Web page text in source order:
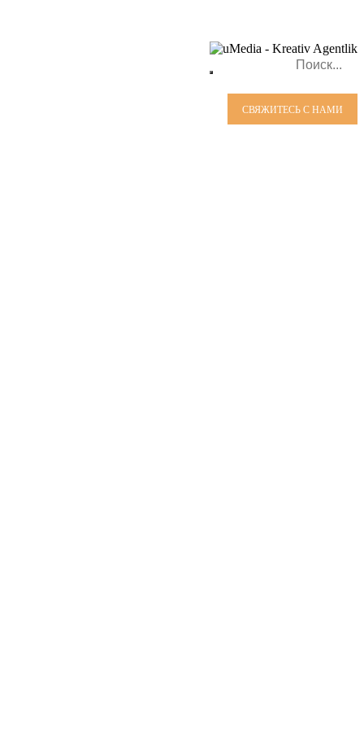
СВЯЖИТЕСЬ С НАМИ